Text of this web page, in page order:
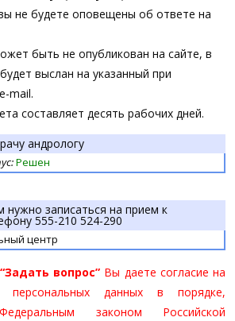
не будете оповещены об ответе на
быть не опубликован на сайте, в
выслан на указанный при
mail.
составляет десять рабочих дней.
андрологу
Решен
нужно записаться на прием к
555-210 524-290
центр
“Задать вопрос” Вы даете согласие на
персональных данных в порядке,
законом Российской